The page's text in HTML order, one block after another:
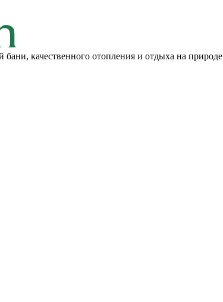
бани, качественного отопления и отдыха на природе